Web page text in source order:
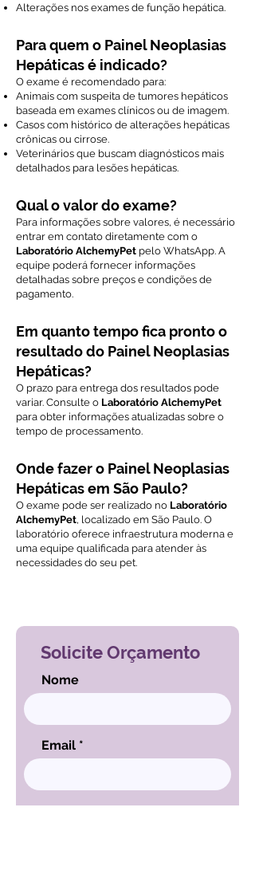
Alterações nos exames de função hepática.
Para quem o Painel Neoplasias
Hepáticas é indicado?
O exame é recomendado para:
Animais com suspeita de tumores hepáticos
baseada em exames clínicos ou de imagem.
Casos com histórico de alterações hepáticas
crônicas ou cirrose.
Veterinários que buscam diagnósticos mais
detalhados para lesões hepáticas.
Qual o valor do exame?
Para informações sobre valores, é necessário
entrar em contato diretamente com o
Laboratório AlchemyPet pelo WhatsApp. A
equipe poderá fornecer informações
detalhadas sobre preços e condições de
pagamento.
Em quanto tempo fica pronto o
resultado do Painel Neoplasias
Hepáticas?
O prazo para entrega dos resultados pode
variar. Consulte o Laboratório AlchemyPet
para obter informações atualizadas sobre o
tempo de processamento.
Onde fazer o Painel Neoplasias
Hepáticas em São Paulo?
O exame pode ser realizado no Laboratório
AlchemyPet, localizado em São Paulo. O
laboratório oferece infraestrutura moderna e
uma equipe qualificada para atender às
necessidades do seu pet.
Solicite Orçamento
Nome
Email
Mensagem